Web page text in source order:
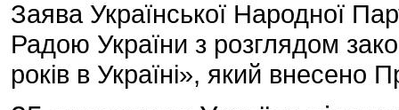
Заява Української Народної
Радою України з розглядом
років в Україні», який внесено